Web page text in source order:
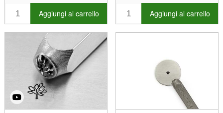
Aggiungi al carrello Aggiungi al carrello